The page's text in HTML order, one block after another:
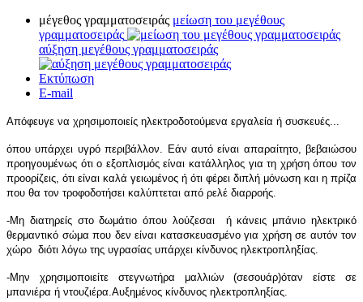
μέγεθος γραμματοσειράς μείωση του μεγέθους
γραμματοσειράς
αύξηση μεγέθους γραμματοσειράς
Εκτύπωση
E-mail
Απόφευγε να χρησιμοποιείς ηλεκτροδοτούμενα εργαλεία ή συσκευές...
όπου υπάρχει υγρό περιβάλλον. Εάν αυτό είναι απαραίτητο, βεβαιώσου
προηγουμένως ότι ο εξοπλισμός είναι κατάλληλος για τη χρήση όπου τον
προορίζεις, ότι είναι καλά γειωμένος ή ότι φέρει διπλή μόνωση και η πρίζα
που θα τον τροφοδοτήσει καλύπτεται από ρελέ διαρροής.
-Μη διατηρείς στο δωμάτιο όπου λούζεσαι ή κάνεις μπάνιο ηλεκτρικό
θερμαντικό σώμα που δεν είναι κατασκευασμένο για χρήση σε αυτόν τον
χώρο διότι λόγω της υγρασίας υπάρχει κίνδυνος ηλεκτροπληξίας.
-Μην χρησιμοποιείτε στεγνωτήρα μαλλιών (σεσουάρ)όταν είστε σε
μπανιέρα ή ντουζιέρα.Αυξημένος κίνδυνος ηλεκτροπληξίας.